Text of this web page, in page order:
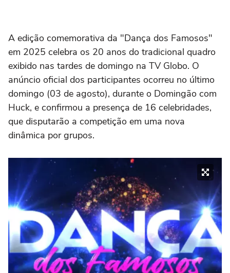
A edição comemorativa da "Dança dos Famosos"
em 2025 celebra os 20 anos do tradicional quadro
exibido nas tardes de domingo na TV Globo. O
anúncio oficial dos participantes ocorreu no último
domingo (03 de agosto), durante o Domingão com
Huck, e confirmou a presença de 16 celebridades,
que disputarão a competição em uma nova
dinâmica por grupos.